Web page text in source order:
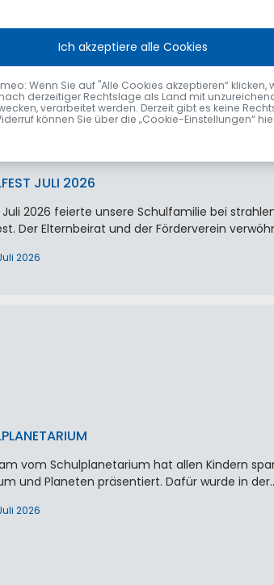
VON ELISABETH VÖGEL
48 Jahren im Sulzberger Rathaus wurde
Gerhard Frey im Rahmen einer kleinen
2026
JULI 2026
Juli 2026 feierte unsere Schulfamilie bei
Der Elternbeirat und der Förderverein
2026
vom Schulplanetarium hat allen Kindern
und Planeten präsentiert. Dafür wurde in
2026
Ich akzeptiere alle Cookies
Wenn Sie auf "Alle Cookies akzeptieren“ klicken,
derzeitiger Rechtslage als Land mit
verarbeitet werden. Derzeit gibt es keine
können Sie über die „Cookie-Einstellungen“